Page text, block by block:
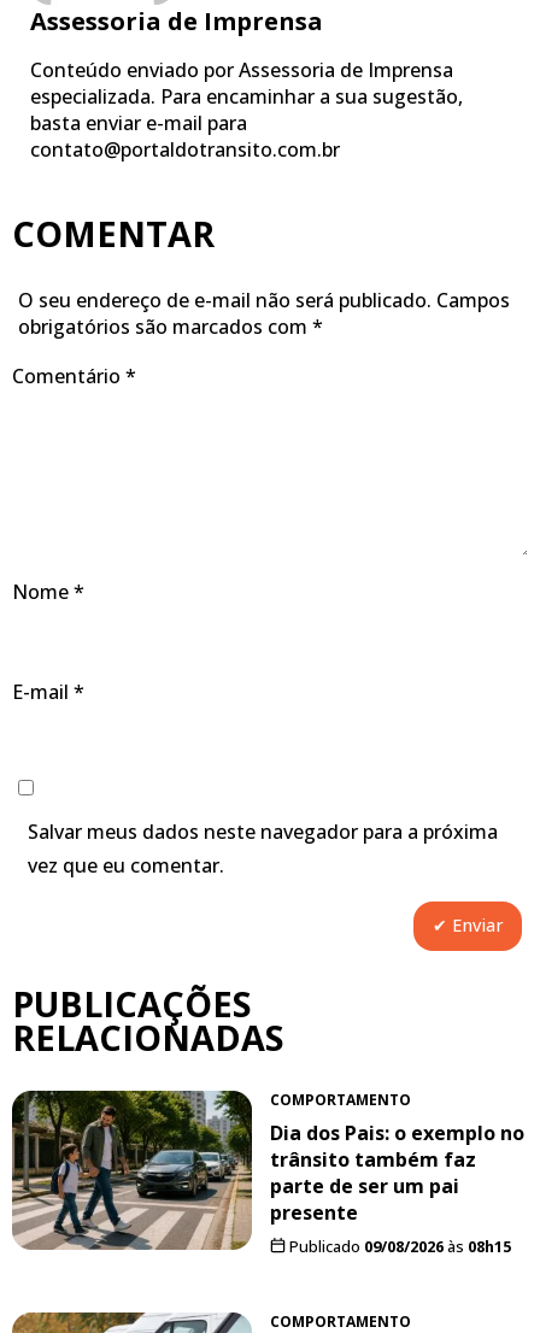
Assessoria de Imprensa
Conteúdo enviado por Assessoria de Imprensa
especializada. Para encaminhar a sua sugestão,
basta enviar e-mail para
contato@portaldotransito.com.br
COMENTAR
O seu endereço de e-mail não será publicado. Campos
obrigatórios são marcados com *
Comentário *
Nome*
E-mail *
Salvar meus dados neste navegador para a próxima
vez que eu comentar.
PUBLICAÇÕES
RELACIONADAS
COMPORTAMENTO
Dia dos Pais: o exemplo no
trânsito também faz
parte de ser um pai
presente
Publicado 09/08/2026às 08h15
COMPORTAMENTO